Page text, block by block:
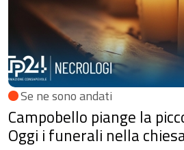
Se ne sono andati
Campobello piange la
Oggi i funerali nella